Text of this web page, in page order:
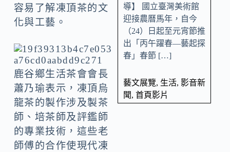
容易了解凍頂茶的文
化與工藝。
鹿谷鄉生活茶會會長
蕭乃瑜表示，凍頂烏
龍茶的製作涉及製茶
師、培茶師及評鑑師
的專業技術，這些老
師傅的合作使現代凍
導】 國立臺灣美術館
迎接農曆馬年，自今
（24）日起至元宵節推
出「丙午躍春—藝起探
春」春節 […]
藝文展覽, 生活, 影音新
聞, 首頁影片